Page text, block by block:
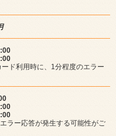
ド利用時に、1分程度のエラー
ラー応答が発生する可能性がご